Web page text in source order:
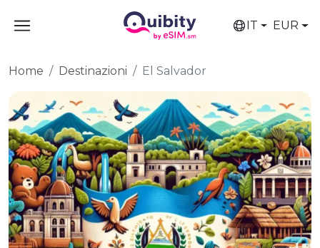
IT EUR
Home Destinazioni El Salvador